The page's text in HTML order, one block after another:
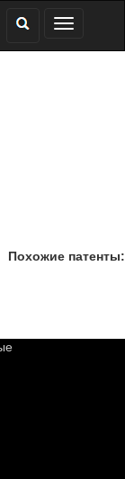
Похожие патенты: